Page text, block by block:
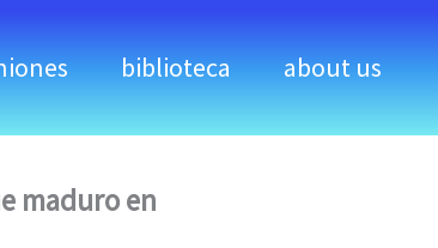
biblioteca about us
maduro en